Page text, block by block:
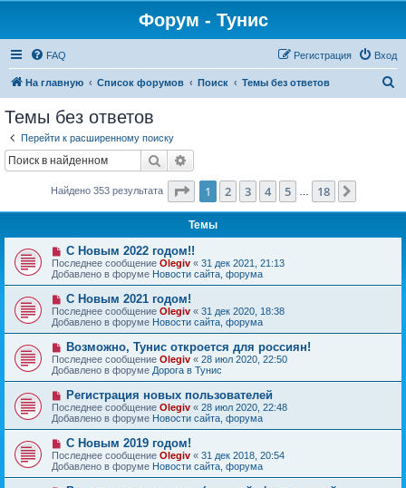
Форум - Тунис
FAQ Вход
Регистрация
На главную Список форумов Поиск Темы без ответов
Темы без ответов
Перейти к расширенному поиску
Поиск
Найдено 353 результата Страница из 18
1 2 3 4 5 18
Темы
Н
о
в
о
с
о
о
б
щ
е
н
и
е
С Новым 2022 годом!!
Последнее сообщение Olegiv « 31 дек 2021, 21:13
Добавлено в форуме Новости сайта, форума
Н
о
в
о
е
с
о
о
б
щ
е
н
и
е
С Новым 2021 годом!
Последнее сообщение Olegiv « 31 дек 2020, 18:38
Добавлено в форуме Новости сайта, форума
Н
о
в
о
е
с
о
о
б
щ
е
н
и
е
Возможно, Тунис откроется для россиян!
Последнее сообщение Olegiv « 28 июл 2020, 22:50
Добавлено в форуме Дорога в Тунис
Н
о
в
о
с
о
о
б
Регистрация новых пользователей
Последнее сообщение Olegiv « 28 июл 2020, 22:48
Добавлено в форуме Новости сайта, форума
Н
о
в
о
е
С Новым 2019 годом!
Последнее сообщение Olegiv « 31 дек 2018, 20:54
Добавлено в форуме Новости сайта, форума